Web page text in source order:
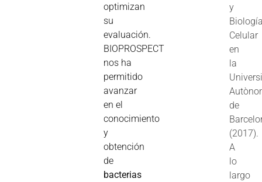
optimizan
su
evaluación.
BIOPROSPECT
nos ha
permitido
avanzar
en el
conocimiento
y
obtención
de
bacterias
y
Celular
en
la
de
(2017).
A
lo
largo